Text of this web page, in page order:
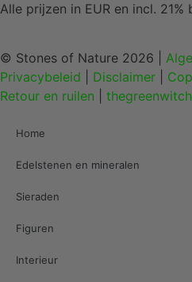
Alle prijzen in EUR en incl. 21%
© Stones of Nature 2026 |
Privacybeleid
Disclaimer
Retour en ruilen
Home
Edelstenen en mineralen
Sieraden
Figuren
Interieur